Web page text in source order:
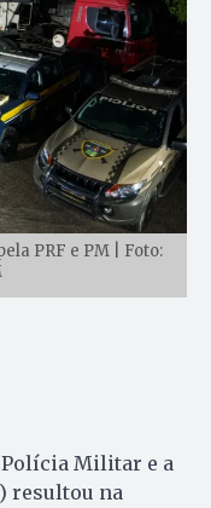
PRF e PM | Foto:
Polícia Militar e a
resultou na